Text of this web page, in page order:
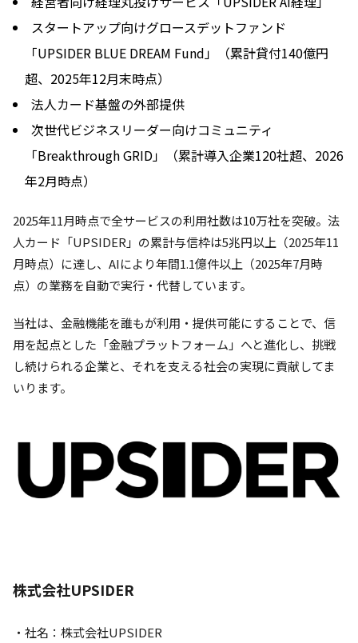
スタートアップ向けグロースデットファンド
「UPSIDER BLUE DREAM Fund」（累計貸付140億円
超、2025年12月末時点）
法人カード基盤の外部提供
次世代ビジネスリーダー向けコミュニティ
「Breakthrough GRID」（累計導入企業120社超、2026
年2月時点）
2025年11月時点で全サービスの利用社数は10万社を突破。法
人カード「UPSIDER」の累計与信枠は5兆円以上（2025年11
月時点）に達し、AIにより年間1.1億件以上（2025年7月時
点）の業務を自動で実行・代替しています。
当社は、金融機能を誰もが利用・提供可能にすることで、信
用を起点とした「金融プラットフォーム」へと進化し、挑戦
し続けられる企業と、それを支える社会の実現に貢献してま
いります。
株式会社UPSIDER
・社名：株式会社UPSIDER